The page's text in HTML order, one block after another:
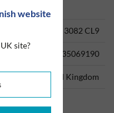
website
site?
3082 CL9
35069190
United Kingdom